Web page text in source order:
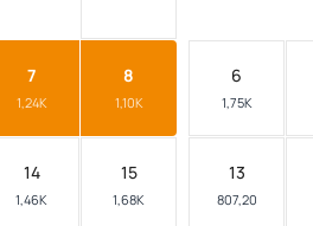
7
1,24K
8
1,10K
14
1,46K
15
1,68K
6
1,75K
13
807,20